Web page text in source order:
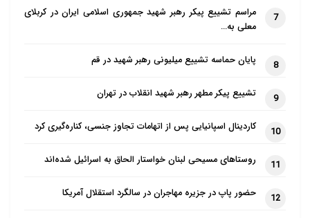
7
مراسم تشییع پیکر رهبر شهید جمهوری اسلامی ایران در کربلای
معلی به…
8 پایان حماسه تشییع میلیونی رهبر شهید در قم
9 تشییع پیکر مطهر رهبر شهید انقلاب در تهران
10 کاردینال اسپانیایی پس از اتهامات تجاوز جنسی، کناره‌گیری کرد
11 روستاهای مسیحی لبنان خواستار الحاق به اسرائیل شده‌اند
12 حضور پاپ در جزیره مهاجران در سالگرد استقلال آمریکا